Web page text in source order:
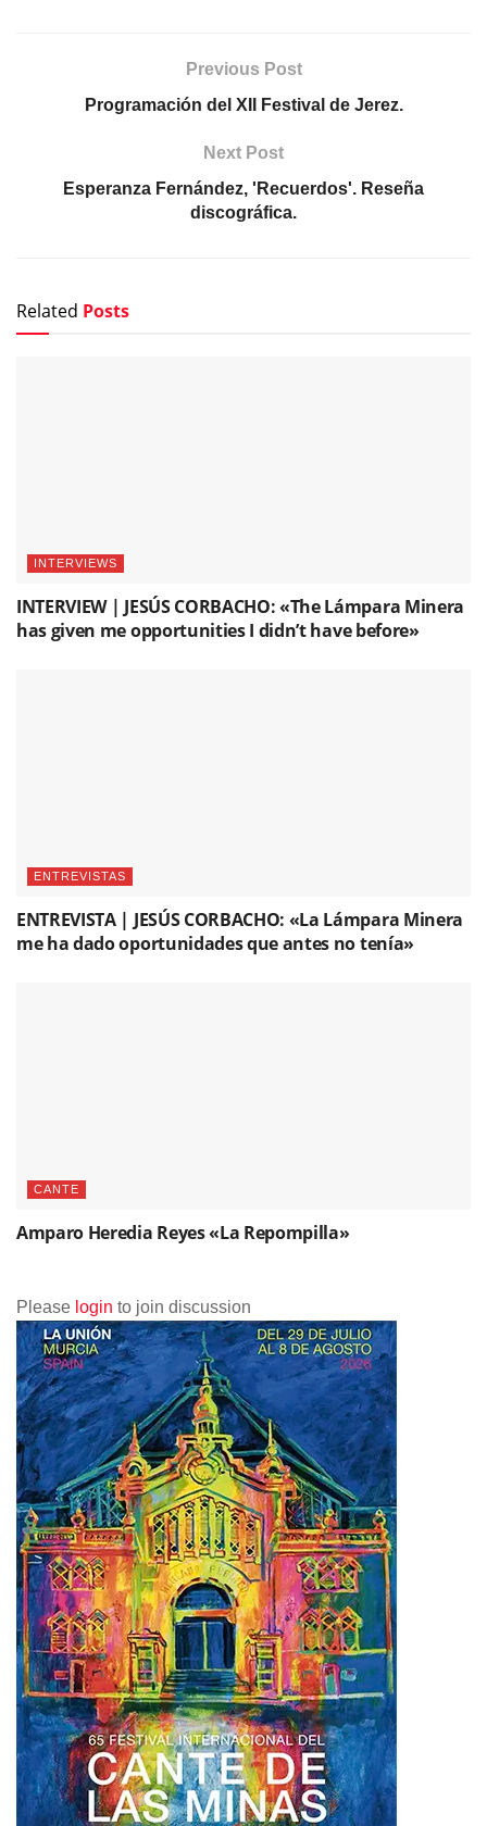
Previous Post
Programación del XII Festival de Jerez.
Next Post
Esperanza Fernández, 'Recuerdos'. Reseña
discográfica.
Related Posts
INTERVIEWS
INTERVIEW | JESÚS CORBACHO: «The Lámpara Minera
has given me opportunities I didn’t have before»
ENTREVISTAS
ENTREVISTA | JESÚS CORBACHO: «La Lámpara Minera
me ha dado oportunidades que antes no tenía»
CANTE
Amparo Heredia Reyes «La Repompilla»
Please login to join discussion